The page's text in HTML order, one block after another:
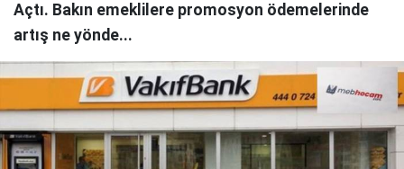
Açtı. Bakın emeklilere promosyon ödemelerinde
artış ne yönde...